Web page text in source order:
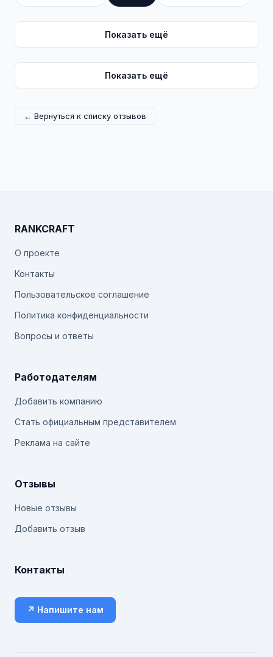
Показать ещё
Показать ещё
← Вернуться к списку отзывов
RANKCRAFT
О проекте
Контакты
Пользовательское соглашение
Политика конфиденциальности
Вопросы и ответы
Работодателям
Добавить компанию
Стать официальным представителем
Реклама на сайте
Отзывы
Новые отзывы
Добавить отзыв
Контакты
↗ Напишите нам